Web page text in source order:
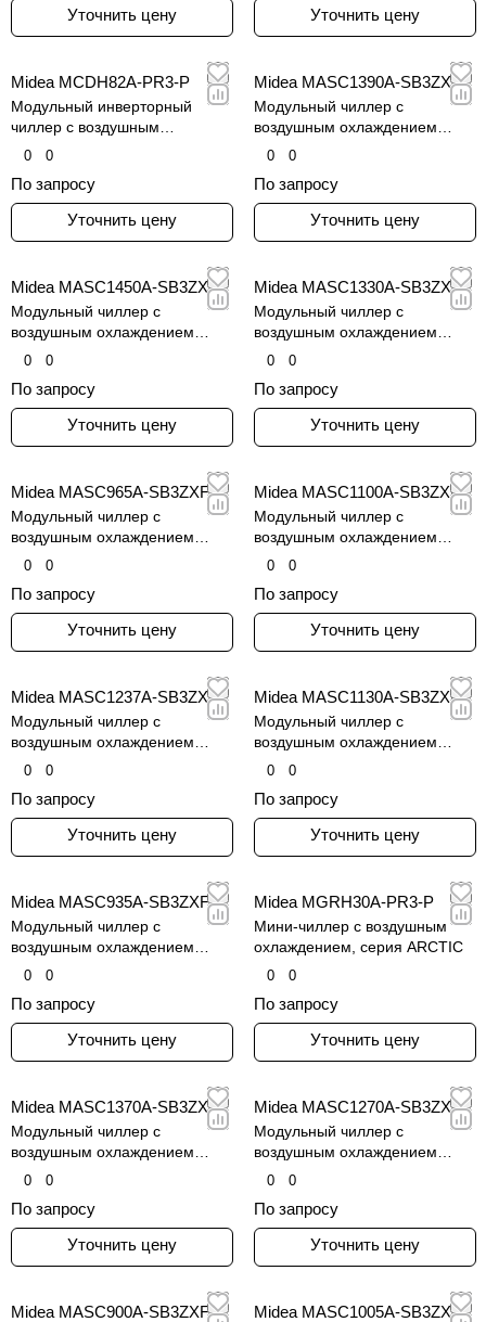
Уточнить цену Уточнить цену
Midea MCDH82A-PR3-P
Модульный инверторный
чиллер с воздушным
охлаждением конденсатора
0 0
По запросу
Уточнить цену
Midea MASC1390A-SB3ZXF
Модульный чиллер с
воздушным охлаждением
конденсатора и винтовым
0 0
По запросу
Уточнить цену
Midea MASC1450A-SB3ZXF
Модульный чиллер с
воздушным охлаждением
конденсатора и винтовым
0 0
По запросу
Уточнить цену
Midea MASC1330A-SB3ZXF
Модульный чиллер с
воздушным охлаждением
конденсатора и винтовым
0 0
По запросу
Уточнить цену
Midea MASC965A-SB3ZXF
Модульный чиллер с
воздушным охлаждением
конденсатора и винтовым
0 0
По запросу
Уточнить цену
Midea MASC1100A-SB3ZXF
Модульный чиллер с
воздушным охлаждением
конденсатора и винтовым
0 0
По запросу
Уточнить цену
Midea MASC1237A-SB3ZXF
Модульный чиллер с
воздушным охлаждением
конденсатора и винтовым
0 0
По запросу
Уточнить цену
Midea MASC1130A-SB3ZXF
Модульный чиллер с
воздушным охлаждением
конденсатора и винтовым
0 0
По запросу
Уточнить цену
Midea MASC935A-SB3ZXF
Модульный чиллер с
воздушным охлаждением
конденсатора и винтовым
0 0
По запросу
Уточнить цену
Midea MGRH30A-PR3-P
Мини-чиллер с воздушным
охлаждением, серия ARCTIC
0 0
По запросу
Уточнить цену
Midea MASC1370A-SB3ZXF
Модульный чиллер с
воздушным охлаждением
конденсатора и винтовым
0 0
По запросу
Уточнить цену
Midea MASC1270A-SB3ZXF
Модульный чиллер с
воздушным охлаждением
конденсатора и винтовым
0 0
По запросу
Уточнить цену
Midea MASC900A-SB3ZXF Midea MASC1005A-SB3ZXF